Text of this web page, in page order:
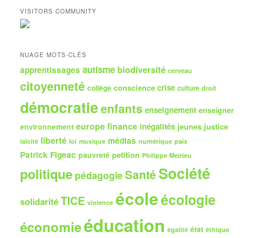
h
e
r
h
VISITORS COMMUNITY
NUAGE MOTS-CLÉS
apprentissages autisme biodiversité cerveau
citoyenneté collège conscience crise culture droit
démocratieenfants enseignement enseigner
environnement europe finance inégalités jeunes justice
laïcité liberté loi musique médias numérique paix
Patrick Figeac pauvreté petition Philippe Meirieu
politique pédagogieSantéSociété
solidaritéTICE violence écoleécologie
économieéducation égalité état éthique